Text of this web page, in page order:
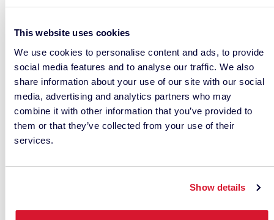
This website uses cookies
We use cookies to personalise content and ads, to provide
social media features and to analyse our traffic. We also
share information about your use of our site with our social
media, advertising and analytics partners who may
combine it with other information that you’ve provided to
them or that they’ve collected from your use of their
services.
Show details